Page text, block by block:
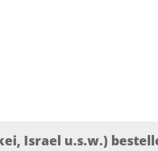
Israel u.s.w.)